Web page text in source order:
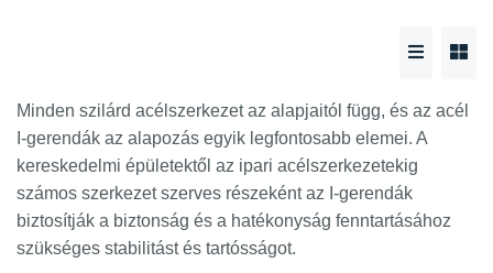
Minden szilárd acélszerkezet az alapjaitól függ, és az acél
I-gerendák az alapozás egyik legfontosabb elemei. A
kereskedelmi épületektől az ipari acélszerkezetekig
számos szerkezet szerves részeként az I-gerendák
biztosítják a biztonság és a hatékonyság fenntartásához
szükséges stabilitást és tartósságot.